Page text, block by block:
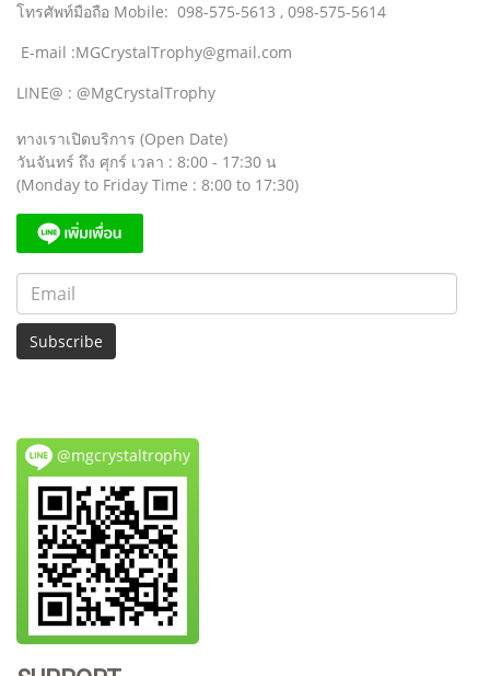
โทรศัพท์มือถือ Mobile: 098-575-5613 , 098-575-5614
E-mail :MGCrystalTrophy@gmail.com
LINE@ : @MgCrystalTrophy
ทางเราเปิดบริการ (Open Date)
วันจันทร์ ถึง ศุกร์ เวลา : 8:00 - 17:30 น
(Monday to Friday Time : 8:00 to 17:30)
Subscribe
@mgcrystaltrophy